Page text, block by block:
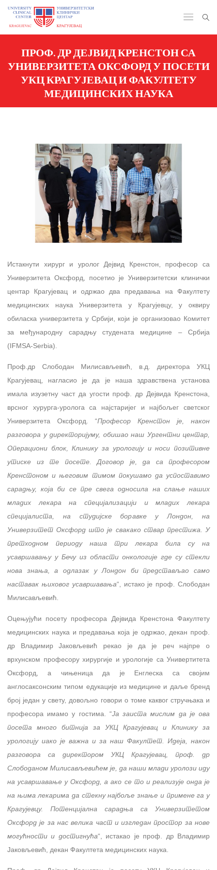
ПРОФ. ДР ДЕЈВИД КРЕНСТОН СА
УНИВЕРЗИТЕТА ОКСФОРД У ПОСЕТИ
УКЦ КРАГУЈЕВАЦ И ФАКУЛТЕТУ
МЕДИЦИНСКИХ НАУКА
Истакнути хирург и уролог Дејвид Кренстон, професор са
Универзитета Оксфорд, посетио је Универзитетски клинички
центар Крагујевац и одржао два предавања на Факултету
медицинских наука Универзитета у Крагујевцу, у оквиру
обиласка универзитета у Србији, који је организовао Комитет
за међународну сарадњу студената медицине – Србија
(IFMSA-Serbia).
Проф.др Слободан Милисављевић, в.д. директора УКЦ
Крагујевац, нагласио је да је наша здравствена установа
имала изузетну част да угости проф. др Дејвида Кренстона,
врсног хурурга-уролога са најстаријег и најбољег светског
Универзитета Оксфорд. “Професор Кренстон је, након
разговора у директоријуму, обишао наш Ургентни центар,
Операциони блок, Клинику за урологију и носи позитивне
утиске из те посете. Договор је, да са професором
Кренстоном и његовим тимом покушамо да успоставимо
сарадњу, која би се пре свега односила на слање наших
младих лекара на специјализацији и младих лекара
специјалиста, на студијске боравке у Лондон, на
Универзитет Оксфорд што је свакако ствар престижа. У
претходном периоду наша три лекара била су на
усавршавању у Бечу из области онкологије где су стекли
нова знања, а одлазак у Лондон би представљао само
наставак њиховог усавршавања“, истако је проф. Слободан
Милисављевић.
Оцењујући посету професора Дејвида Кренстона Факултету
медицинских наука и предавања која је одржао, декан проф.
др Владимир Јаковљевић рекао је да је реч најпре о
врхунском професору хирургије и урологије са Универтитета
Оксфорд, а чињеница да је Енглеска са својим
англосаксонским типом едукације из медицине и даље бренд
број један у свету, довољно говори о томе каквог стручњака и
професора имамо у гостима. “Ја заиста мислим да је ова
посета много битнија за УКЦ Крагујевац и Клинику за
урологију иако је важна и за наш Факултет. Идеја, након
разговора са директором УКЦ Крагујевац, проф. др
Слободаном Милисављевићем је, да наши млади уролози иду
на усавршавање у Оксфорд, а ако се то и реализује онда је
на њима лекарима да стекну најбоље знање и примене га у
Крагујевцу. Потенцијална сарадња са Универзитетом
Оксфорд је за нас велика част и изгледан простор за нове
могућности и достигнућа“, истакао је проф. др Владимир
Јаковљевић, декан Факултета медицинских наука.